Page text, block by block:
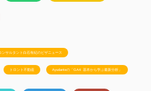
ンサルタント白石有紀のビザニュース
トロント不動産 Ayudanteの「GA4: 基本から学ぶ最新分析」